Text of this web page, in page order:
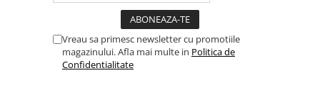
Vreau sa primesc newsletter cu promotiile
magazinului. Afla mai multe in Politica de
Confidentialitate